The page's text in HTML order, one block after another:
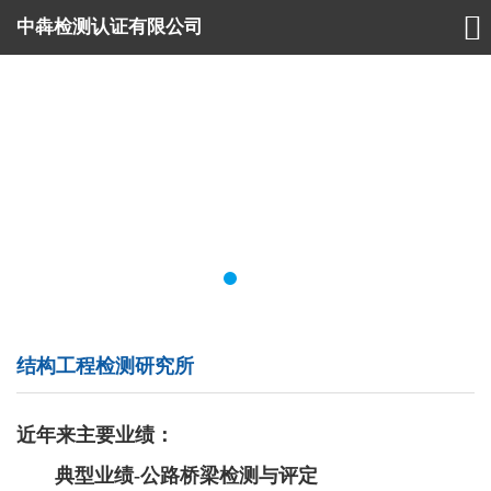
中犇检测认证有限公司 
结构工程检测研究所
近年来主要业绩：
典型业绩-公路桥梁检测与评定